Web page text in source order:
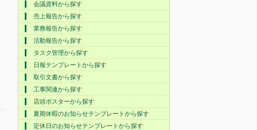
会議資料から探す
売上報告から探す
業務報告から探す
活動報告から探す
タスク管理から探す
日報テンプレートから探す
取引文書から探す
工事関連から探す
店頭ポスターから探す
夏期休暇のお知らせテンプレートから探す
定休日のお知らせテンプレートから探す